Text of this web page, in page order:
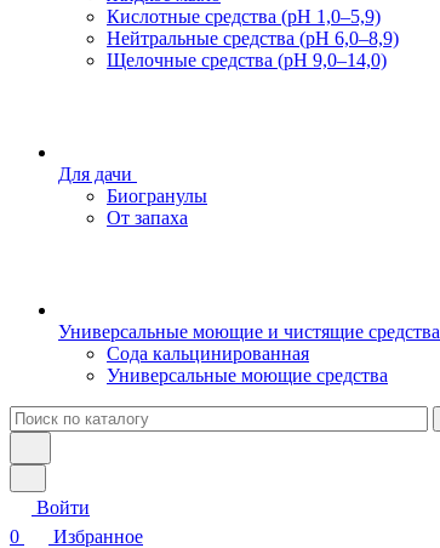
Кислотные средства (pH 1,0–5,9)
Нейтральные средства (pH 6,0–8,9)
Щелочные средства (pH 9,0–14,0)
Для дачи
Биогранулы
От запаха
Универсальные моющие и чистящие средства
Сода кальцинированная
Универсальные моющие средства
Войти
0
Избранное